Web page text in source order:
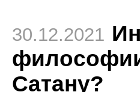
30.12.2021
Сатану?